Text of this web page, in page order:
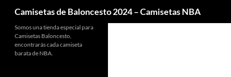
Camisetas de Baloncesto 2024 – Camisetas NBA
Somos una tienda especial para
Camisetas Baloncesto,
encontrarás cada camiseta
barata de NBA.